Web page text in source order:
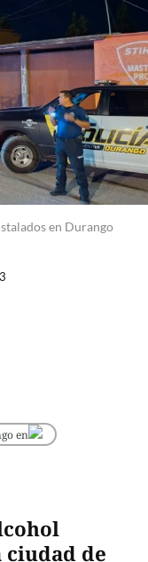
en Durango
en
de